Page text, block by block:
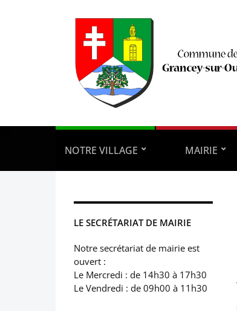
NOTRE VILLAGE MAIRIE
LE SECRÉTARIAT DE MAIRIE
Notre secrétariat de mairie est
ouvert :
Le Mercredi : de 14h30 à 17h30
Le Vendredi : de 09h00 à 11h30